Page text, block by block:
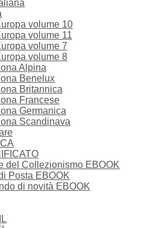
volume 10
volume 11
volume 7
volume 8
Alpina
Benelux
Britannica
Francese
Germanica
Scandinava
del Collezionismo EBOOK
Posta EBOOK
di novità EBOOK